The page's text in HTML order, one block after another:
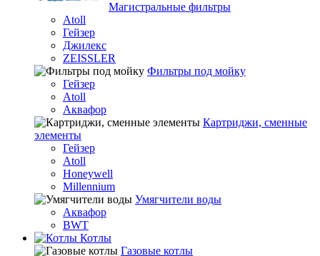
Магистральные фильтры
Atoll
Гейзер
Джилекс
ZEISSLER
Фильтры под мойку
Гейзер
Atoll
Аквафор
Картриджи, сменные
элементы
Гейзер
Atoll
Honeywell
Millennium
Умягчители воды
Аквафор
BWT
Котлы
Гaзовые котлы